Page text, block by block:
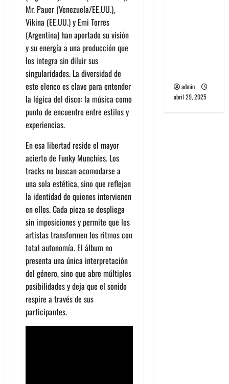
Mr. Pauer (Venezuela/EE.UU.),
Vikina (EE.UU.) y Emi Torres
(Argentina) han aportado su visión
y su energía a una producción que
los integra sin diluir sus
singularidades. La diversidad de
este elenco es clave para entender
la lógica del disco: la música como
punto de encuentro entre estilos y
experiencias.
En esa libertad reside el mayor
acierto de Funky Munchies. Los
tracksno buscan acomodarse a
una sola estética, sino que reflejan
la identidad de quienes intervienen
en ellos. Cada pieza se despliega
sin imposiciones y permite que los
artistas transformen los ritmos con
total autonomía. El álbum no
presenta una única interpretación
del género, sino que abre múltiples
posibilidades y deja que el sonido
respire a través de sus
participantes.
admin
abril 29, 2025